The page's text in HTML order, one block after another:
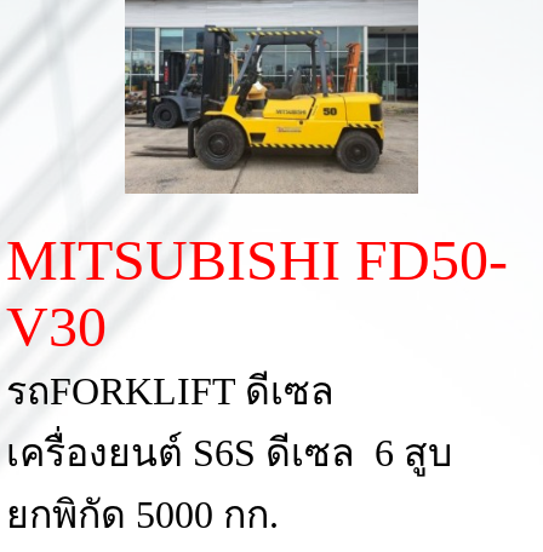
MITSUBISHI FD50-
V30
รถFORKLIFT ดีเซล
เครื่องยนต์ S6S ดีเซล 6 สูบ
ยกพิกัด 5000 กก.